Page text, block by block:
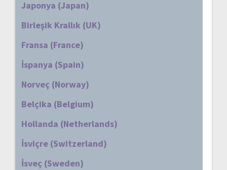
Japonya (Japan)
Birleşik Krallık (UK)
Fransa (France)
İspanya (Spain)
Norveç (Norway)
Belçika (Belgium)
Hollanda (Netherlands)
İsviçre (Switzerland)
İsveç (Sweden)